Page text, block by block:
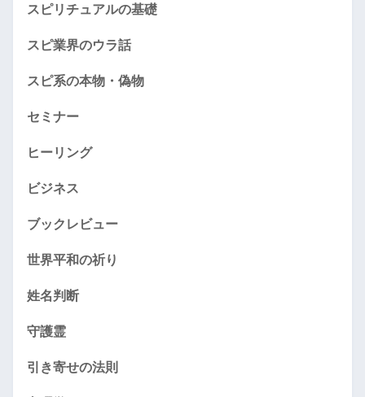
スピリチュアルの基礎
スピ業界のウラ話
スピ系の本物・偽物
セミナー
ヒーリング
ビジネス
ブックレビュー
世界平和の祈り
姓名判断
守護霊
引き寄せの法則